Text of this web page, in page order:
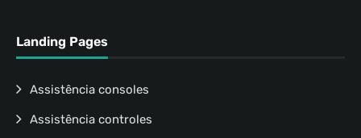
Landing Pages
Assistência consoles
Assistência controles